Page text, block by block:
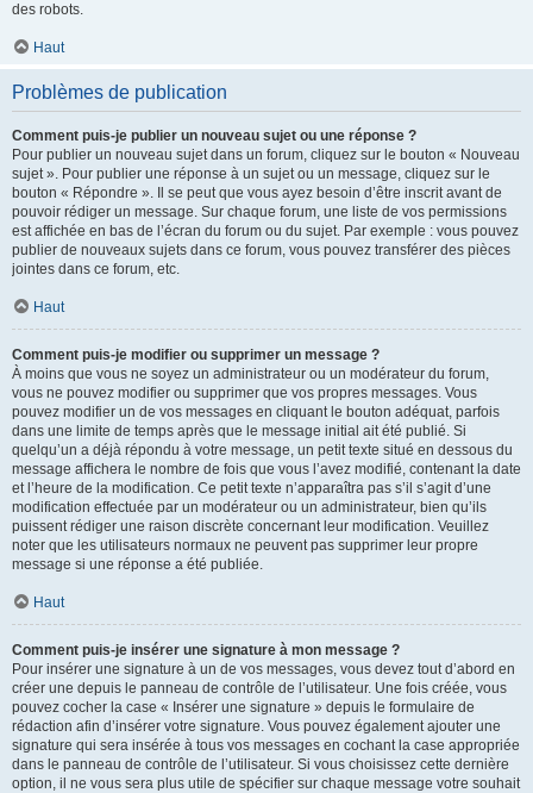
des robots.
Haut
Problèmes de publication
Comment puis-je publier un nouveau sujet ou une réponse ?
Pour publier un nouveau sujet dans un forum, cliquez sur le bouton « Nouveau
sujet ». Pour publier une réponse à un sujet ou un message, cliquez sur le
bouton « Répondre ». Il se peut que vous ayez besoin d’être inscrit avant de
pouvoir rédiger un message. Sur chaque forum, une liste de vos permissions
est affichée en bas de l’écran du forum ou du sujet. Par exemple : vous pouvez
publier de nouveaux sujets dans ce forum, vous pouvez transférer des pièces
jointes dans ce forum, etc.
Haut
Comment puis-je modifier ou supprimer un message ?
À moins que vous ne soyez un administrateur ou un modérateur du forum,
vous ne pouvez modifier ou supprimer que vos propres messages. Vous
pouvez modifier un de vos messages en cliquant le bouton adéquat, parfois
dans une limite de temps après que le message initial ait été publié. Si
quelqu’un a déjà répondu à votre message, un petit texte situé en dessous du
message affichera le nombre de fois que vous l’avez modifié, contenant la date
et l’heure de la modification. Ce petit texte n’apparaîtra pas s’il s’agit d’une
modification effectuée par un modérateur ou un administrateur, bien qu’ils
puissent rédiger une raison discrète concernant leur modification. Veuillez
noter que les utilisateurs normaux ne peuvent pas supprimer leur propre
message si une réponse a été publiée.
Haut
Comment puis-je insérer une signature à mon message ?
Pour insérer une signature à un de vos messages, vous devez tout d’abord en
créer une depuis le panneau de contrôle de l’utilisateur. Une fois créée, vous
pouvez cocher la case « Insérer une signature » depuis le formulaire de
rédaction afin d’insérer votre signature. Vous pouvez également ajouter une
signature qui sera insérée à tous vos messages en cochant la case appropriée
dans le panneau de contrôle de l’utilisateur. Si vous choisissez cette dernière
option, il ne vous sera plus utile de spécifier sur chaque message votre souhait